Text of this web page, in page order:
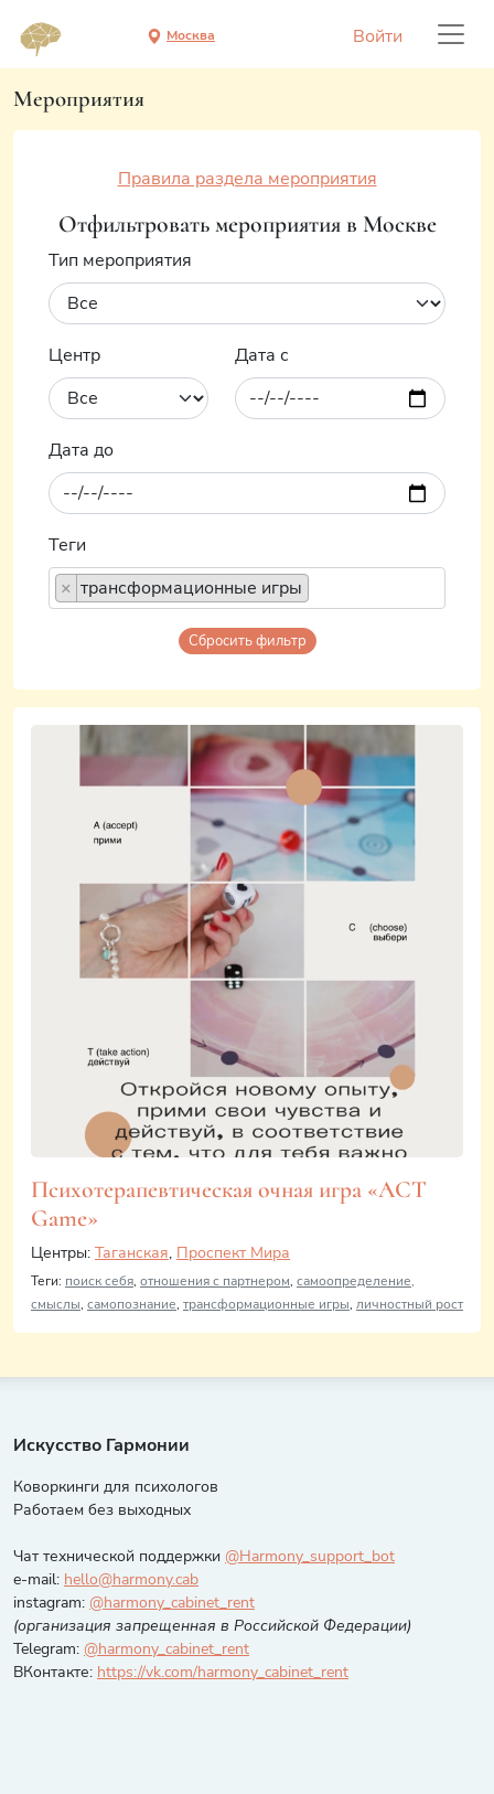
Москва Войти
Мероприятия
Правила раздела мероприятия
Отфильтровать мероприятия в Москве
Тип мероприятия
Центр Дата с
Дата до
Теги
× трансформационные игры
Сбросить фильтр
Психотерапевтическая очная игра «ACT
Game»
Центры: Таганская, Проспект Мира
Теги: поиск себя, отношения с партнером, самоопределение,
смыслы, самопознание, трансформационные игры, личностный рост
Искусство Гармонии
Коворкинги для психологов
Работаем без выходных
Чат технической поддержки @Harmony_support_bot
e-mail: hello@harmony.cab
instagram: @harmony_cabinet_rent
(организация запрещенная в Российской Федерации)
Telegram: @harmony_cabinet_rent
ВКонтакте: https://vk.com/harmony_cabinet_rent